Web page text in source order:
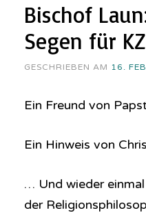
Bischof
Segen für
GESCHRIEBEN AM 16.
Ein Freund von
Ein Hinweis von
… Und wieder
der